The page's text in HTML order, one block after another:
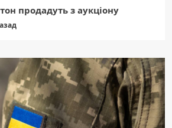
продадуть з аукціону